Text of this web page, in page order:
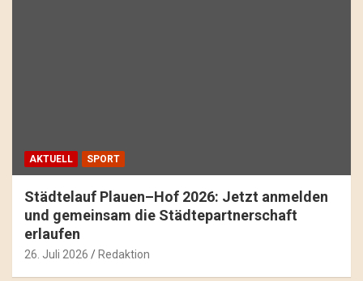
AKTUELL SPORT
Städtelauf Plauen–Hof 2026: Jetzt anmelden
und gemeinsam die Städtepartnerschaft
erlaufen
26. Juli 2026 Redaktion